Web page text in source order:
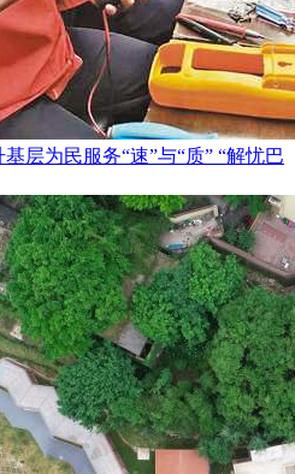
层为民服务“速”与“质” “解忧巴